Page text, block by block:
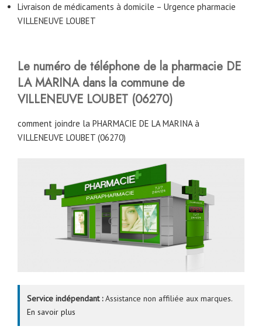
Livraison de médicaments à domicile – Urgence pharmacie
VILLENEUVE LOUBET
Le numéro de téléphone de la pharmacie DE
LA MARINA dans la commune de
VILLENEUVE LOUBET (06270)
comment joindre la PHARMACIE DE LA MARINA à
VILLENEUVE LOUBET (06270)
Service indépendant :Assistance non affiliée aux marques.
En savoir plus